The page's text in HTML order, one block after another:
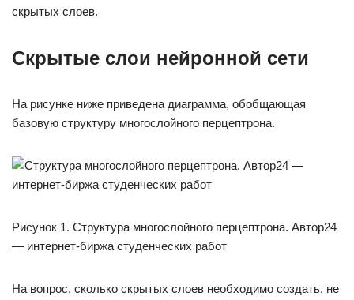
скрытых слоев.
Скрытые слои нейронной сети
На рисунке ниже приведена диаграмма, обобщающая
базовую структуру многослойного перцептрона.
Рисунок 1. Структура многослойного перцептрона. Автор24
— интернет-биржа студенческих работ
На вопрос, сколько скрытых слоев необходимо создать, не